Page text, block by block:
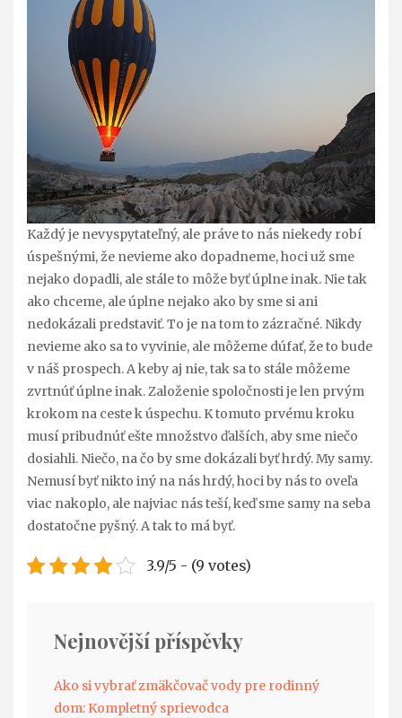
Každý je nevyspytateľný, ale práve to nás niekedy robí
úspešnými, že nevieme ako dopadneme, hoci už sme
nejako dopadli, ale stále to môže byť úplne inak. Nie tak
ako chceme, ale úplne nejako ako by sme si ani
nedokázali predstaviť. To je na tom to zázračné. Nikdy
nevieme ako sa to vyvinie, ale môžeme dúfať, že to bude
v náš prospech. A keby aj nie, tak sa to stále môžeme
zvrtnúť úplne inak. Založenie spoločnosti je len prvým
krokom na ceste k úspechu. K tomuto prvému kroku
musí pribudnúť ešte množstvo ďalších, aby sme niečo
dosiahli. Niečo, na čo by sme dokázali byť hrdý. My samy.
Nemusí byť nikto iný na nás hrdý, hoci by nás to oveľa
viac nakoplo, ale najviac nás teší, keď sme samy na seba
dostatočne pyšný. A tak to má byť.
3.9/5 - (9 votes)
Nejnovější příspěvky
Ako si vybrať zmäkčovač vody pre rodinný
dom: Kompletný sprievodca